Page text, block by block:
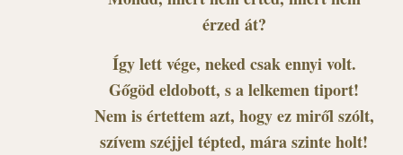
érzed át?
Így lett vége, neked csak ennyi volt.
Gőgöd eldobott, s a lelkemen tiport!
Nem is értettem azt, hogy ez miről szólt,
szívem széjjel tépted, mára szinte holt!